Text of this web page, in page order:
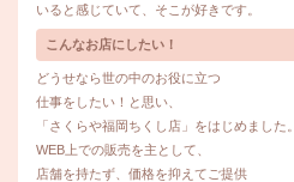
いると感じていて、そこが好きです。
こんなお店にしたい！
どうせなら世の中のお役に立つ
仕事をしたい！と思い、
「さくらや福岡ちくし店」をはじめました。
WEB上での販売を主として、
店舗を持たず、価格を抑えてご提供